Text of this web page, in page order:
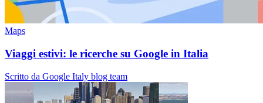
Maps
Viaggi estivi: le ricerche su Google in Italia
Scritto da Google Italy blog team